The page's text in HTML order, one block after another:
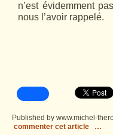
n’est évidemment
nous l’avoir rappelé.
Published by www.michel-
commenter cet article
…